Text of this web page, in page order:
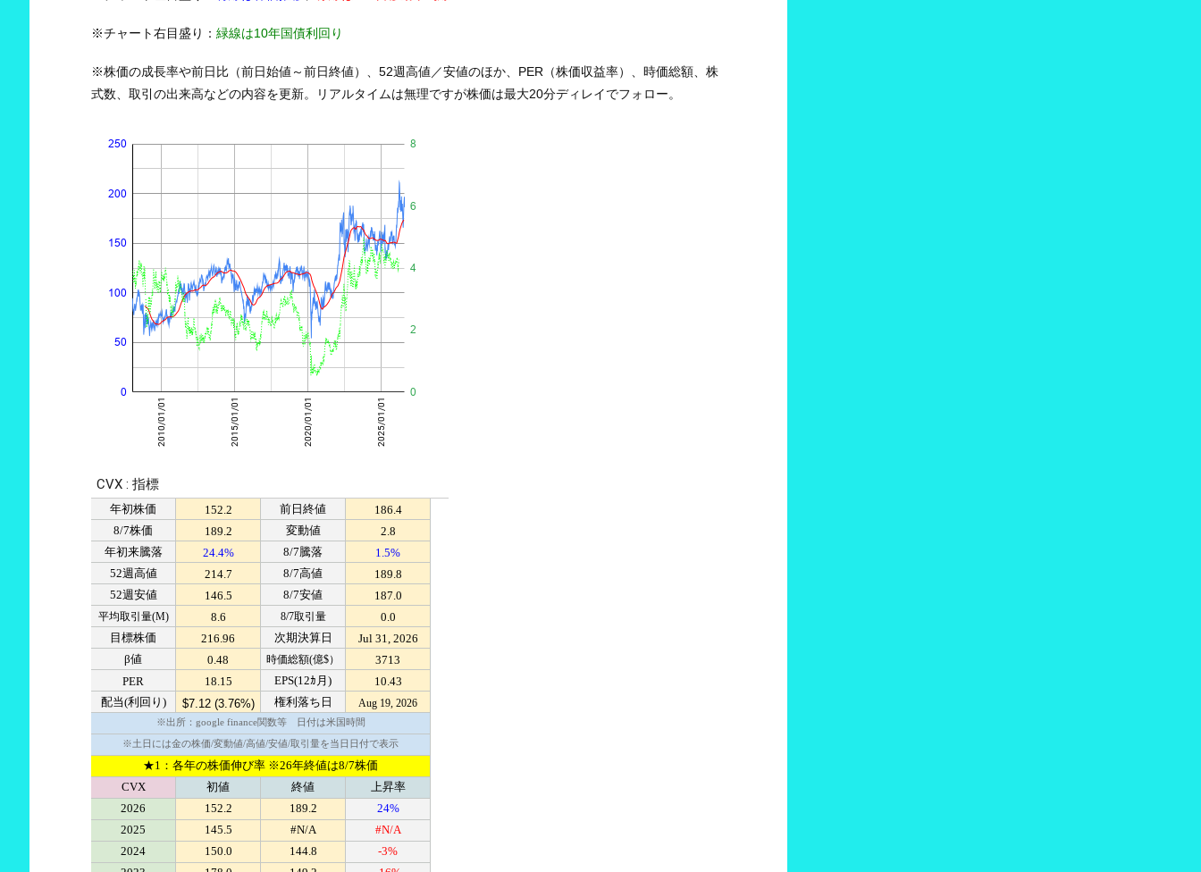
※チャート右目盛り： 緑線は10年国債利回り
※株価の成長率や前日比（前日始値～前日終値）、52週高値／安値のほか、PER（株価収益率）、時価総額、株
式数、取引の出来高などの内容を更新。リアルタイムは無理ですが株価は最大20分ディレイでフォロー。